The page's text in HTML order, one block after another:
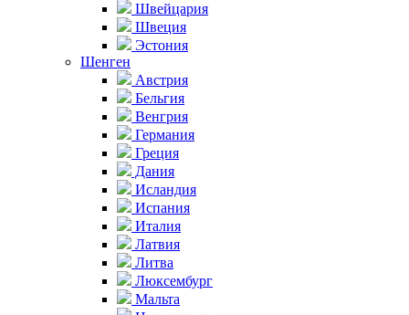
Швейцария
Швеция
Эстония
Шенген
Австрия
Бельгия
Венгрия
Германия
Греция
Дания
Исландия
Испания
Италия
Латвия
Литва
Люксембург
Мальта